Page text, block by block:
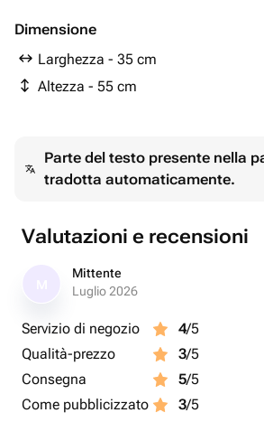
Dimensione
Larghezza - 35 cm
Altezza - 55 cm
Parte del testo presente nella
tradotta automaticamente.
Valutazioni e recensioni
Mittente
Luglio 2026
Servizio di negozio 4/5
Qualità-prezzo
3/5
Consegna
5/5
Come pubblicizzato
3/5